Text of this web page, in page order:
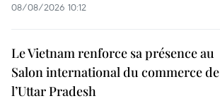
08/08/2026 10:12
Le Vietnam renforce sa présence au
Salon international du commerce de
l’Uttar Pradesh